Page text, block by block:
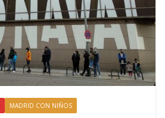
MADRID CON NIÑOS